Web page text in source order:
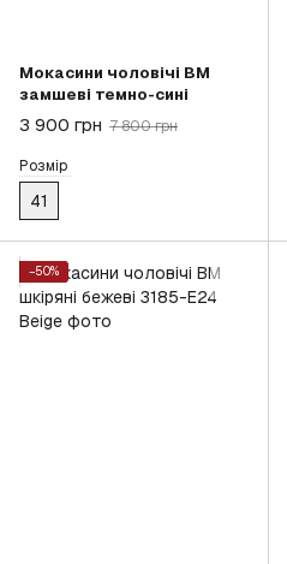
Мокасини чоловічі BM
замшеві темно-сині
3 900 грн 7 800 грн
Розмір
41
−50%